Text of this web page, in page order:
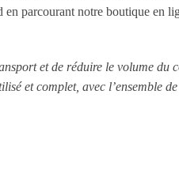
en parcourant notre boutique en
et de réduire le volume du
et complet, avec l’ensemble de